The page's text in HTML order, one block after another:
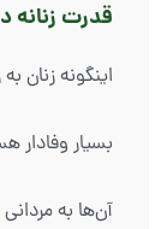
قدرت زنانه
اینگونه زنان
بسیار وفادار
آن‌ها به